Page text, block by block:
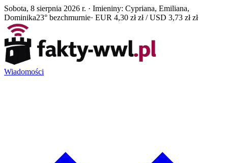
Sobota, 8 sierpnia 2026 r. · Imieniny: Cypriana, Emiliana,
Dominika23° bezchmurnie· EUR 4,30 zł zł / USD 3,73 zł zł
Wiadomości